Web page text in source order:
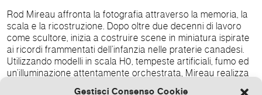
Gestisci Consenso Cookie
Rod Mireau affronta la fotografia attraverso la memoria, la
scala e la ricostruzione. Dopo oltre due decenni di lavoro
come scultore, inizia a costruire scene in miniatura ispirate
ai ricordi frammentati dell’infanzia nelle praterie canadesi.
Utilizzando modelli in scala H0, tempeste artificiali, fumo ed
un’illuminazione attentamente orchestrata, Mireau realizza